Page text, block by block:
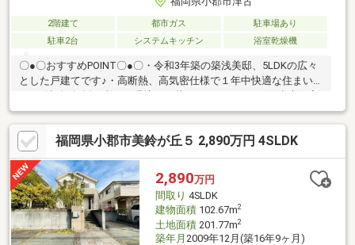
2階建て 都市ガス
駐車場あり
駐車2台
システムキッチン 浴室乾燥機
〇●〇おすすめPOINT〇●〇・令和3年築の築浅美邸、5LDKの広々
とした戸建てです♪・高断熱、高気密仕様で１年中快適な住まいで
♪・快適性と省エネ性を高めるトリプルガラス採用！・解放感と明
るさを楽しめる吹抜けリビングです！・庭付きでガーデニングや
家庭菜園など楽しめます♪・収納充実でお部屋をすっきりと保てま
す♪・家事同線に配慮したパントリー付きキッチンです♪・1階と2
階にそれぞれにトイレを設置！節水型トイレです♪・お子様の遊び
場や客間としても活用できる和室付きです♪・即時予約受付中！お
気軽にお問い合わせください♪
福岡県小郡市美鈴が丘５ 2,890万円 4SLDK
2,890万円
間取り 4SLDK
建物面積102.67m2
土地面積201.77m2
築年月 2009年12月(築16年9ヶ月)